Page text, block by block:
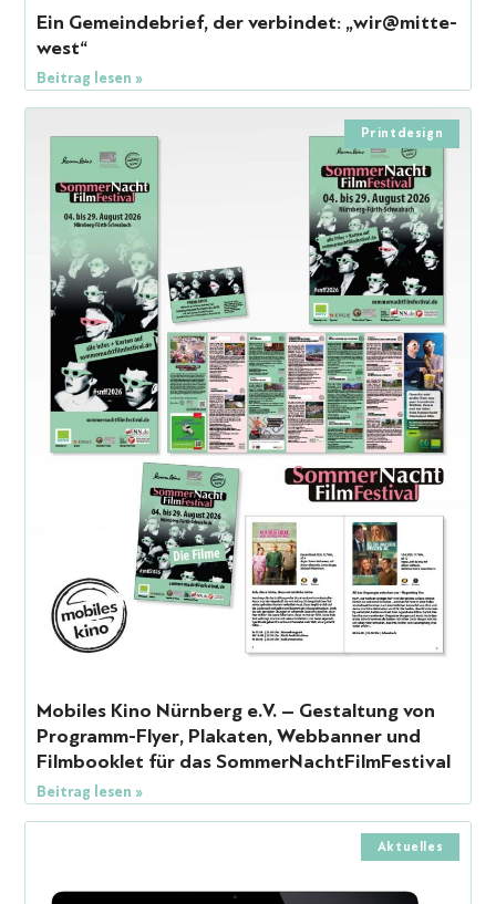
Ein Gemeindebrief, der verbindet: „wir@mitte-
west“
Beitrag lesen »
Printdesign
Mobiles Kino Nürnberg e.V. – Gestaltung von
Programm-Flyer, Plakaten, Webbanner und
Filmbooklet für das SommerNachtFilmFestival
Beitrag lesen »
Aktuelles